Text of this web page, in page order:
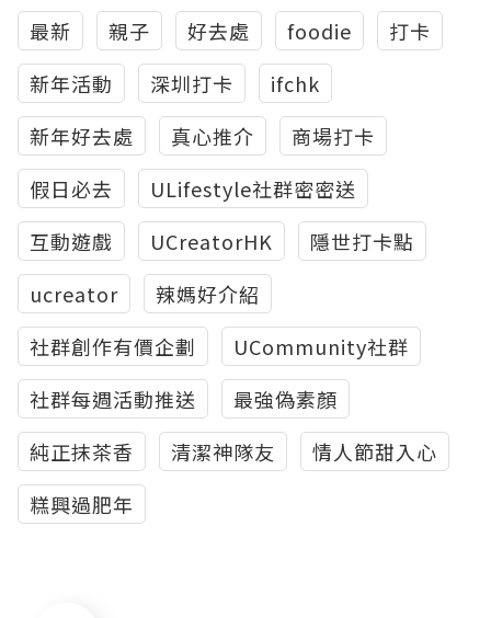
最新 親子 好去處 foodie
打卡
新年活動
深圳打卡
ifchk
新年好去處
真心推介
商場打卡
假日必去
ULifestyle社群密密送
互動遊戲
UCreatorHK
隱世打卡點
ucreator
辣媽好介紹
社群創作有價企劃
UCommunity社群
社群每週活動推送
最強偽素顏
純正抹茶香
清潔神隊友
情人節甜入心
糕興過肥年